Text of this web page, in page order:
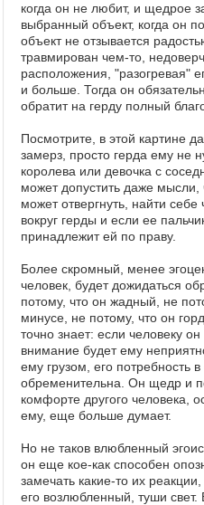
когда он не любит, и щедрое
выбранный объект, когда он
объект не отзывается
травмирован чем-то,
расположения, "разогревая"
и больше. Тогда он
обратит на герду полный
Посмотрите, в этой картине
замерз, просто герда ему не
королева или девочка с
может допустить даже
может отвергнуть, найти
вокруг герды и если ее
принадлежит ей по праву.
Более скромный, менее
человек, будет дожидаться
потому, что он жадный, не
минусе, не потому, что он
точно знает: если человеку
внимание будет ему
ему грузом, его потребность
обременительна. Он щедр и
комфорте другого человека,
ему, еще больше думает.
Но не таков влюбленный
он еще кое-как способен
замечать какие-то их
его возлюбленный, туши